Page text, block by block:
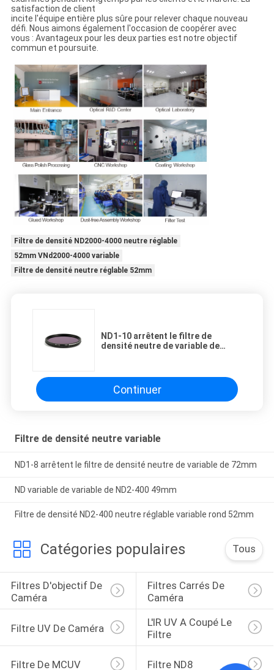
satisfaction de client
incite l'équipe entière plus sûre pour relever chaque nouveau
défi. Nous aimons également l'occasion de coopérer avec
vous : Avantageux pour les deux parties est notre objectif
commun et poursuite.
Filtre de densité ND2000-4000 neutre réglable
52mm VNd2000-4000 variable
Filtre de densité neutre réglable 52mm
ND1-10 arrêtent le filtre de
densité neutre de variable de
Continuer
Filtre de densité neutre variable
ND1-8 arrêtent le filtre de densité neutre de variable de 72mm
ND variable de variable de ND2-400 49mm
Filtre de densité ND2-400 neutre réglable variable rond 52mm
Catégories populaires Tous
Filtres D'objectif De
Caméra
Filtres Carrés De
Caméra
Filtre UV De Caméra
L'IR UV A Coupé Le
Filtre
Filtre De MCUV Filtre ND8